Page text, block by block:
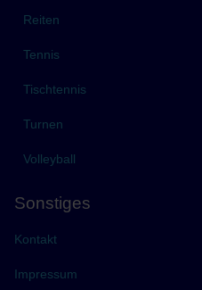
Reiten
Tennis
Tischtennis
Turnen
Volleyball
Sonstiges
Kontakt
Impressum